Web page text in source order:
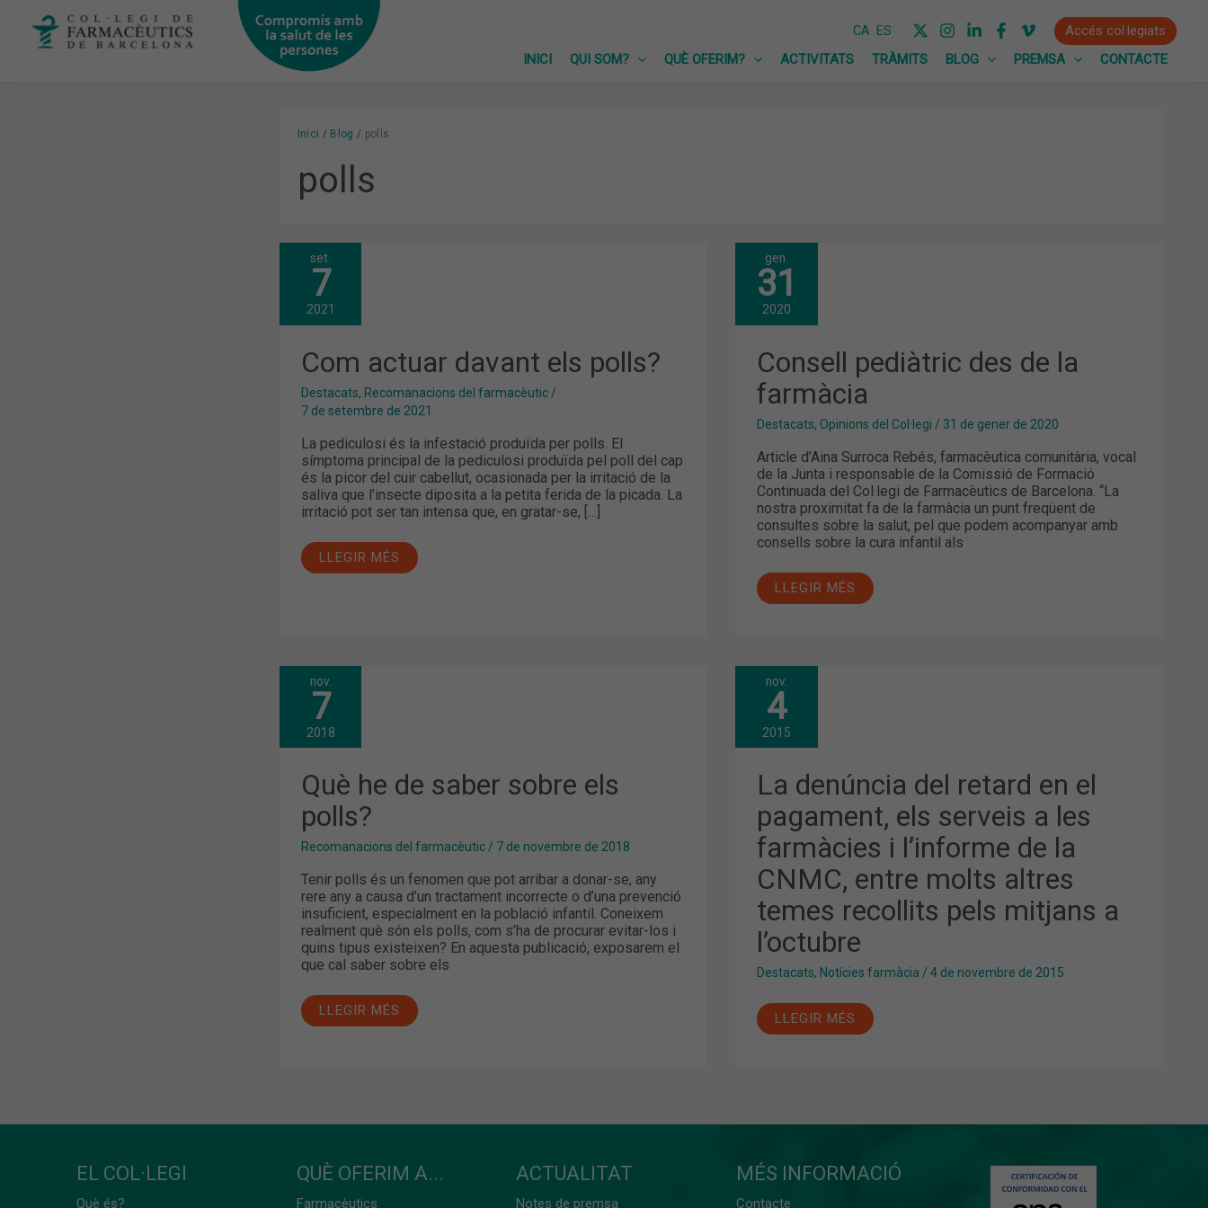
CA ES
Accés col·legiats
INICI
QUI SOM? QUÈ OFERIM? ACTIVITATS TRÀMITS BLOG PREMSA CONTACTE
Inici Blog polls
polls
set.
7
2021
Com actuar davant els polls?
Destacats, Recomanacions del farmacèutic/
7 de setembre de 2021
La pediculosi és la infestació produïda per polls. El
símptoma principal de la pediculosi produïda pel poll del cap
és la picor del cuir cabellut, ocasionada per la irritació de la
saliva que l’insecte diposita a la petita ferida de la picada. La
irritació pot ser tan intensa que, en gratar-se, […]
COM
ACTUAR
DAVANT
ELS
POLLS?
LLEGIR MÉS
gen.
31
2020
Consell pediàtric des de la
farmàcia
Destacats, Opinions del Col·legi / 31 de gener de 2020
Article d’Aina Surroca Rebés, farmacèutica comunitària, vocal
de la Junta i responsable de la Comissió de Formació
Continuada del Col·legi de Farmacèutics de Barcelona. “La
nostra proximitat fa de la farmàcia un punt freqüent de
consultes sobre la salut, pel que podem acompanyar amb
consells sobre la cura infantil als
CONSELL
PEDIÀTRIC
DES
DE
LA
LLEGIR MÉS
nov.
7
2018
Què he de saber sobre els
polls?
Recomanacions del farmacèutic/ 7 de novembre de 2018
Tenir polls és un fenomen que pot arribar a donar-se, any
rere any a causa d’un tractament incorrecte o d’una prevenció
insuficient, especialment en la població infantil. Coneixem
realment què són els polls, com s’ha de procurar evitar-los i
quins tipus existeixen? En aquesta publicació, exposarem el
que cal saber sobre els
QUÈ
HE
DE
SABER
SOBRE
POLLS?
LLEGIR MÉS
nov.
4
2015
La denúncia del retard en el
pagament, els serveis a les
farmàcies i l’informe de la
CNMC, entre molts altres
temes recollits pels mitjans a
l’octubre
Destacats, Notícies farmàcia /4 de novembre de 2015
LA
DENÚNCIA
DEL
RETARD
EN
PAGAMENT,
ELS
A
LES
FARMÀCIES
I
L’INFORME
DE
CNMC,
ENTRE
MOLTS
ALTRES
RECOLLITS
MITJANS
A
LLEGIR MÉS
EL COL·LEGI
Què és?
QUÈ OFERIM A...
Farmacèutics
ACTUALITAT
Notes de premsa
MÉS INFORMACIÓ
Contacte